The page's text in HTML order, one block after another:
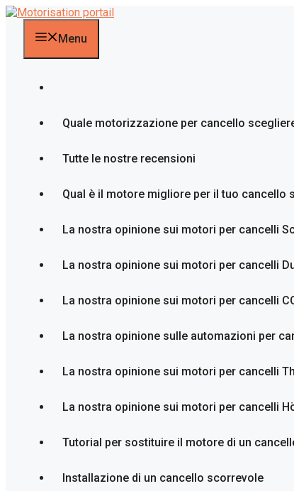
Vai
contenuto Menu
Quale motorizzazione per cancello
Tutte le nostre recensioni
Qual è il motore migliore per il tuo cancello
La nostra opinione sui motori per cancelli
La nostra opinione sui motori per cancelli
La nostra opinione sui motori per cancelli
La nostra opinione sulle automazioni per
La nostra opinione sui motori per cancelli
La nostra opinione sui motori per cancelli
Tutorial per sostituire il motore di un
Installazione di un cancello scorrevole